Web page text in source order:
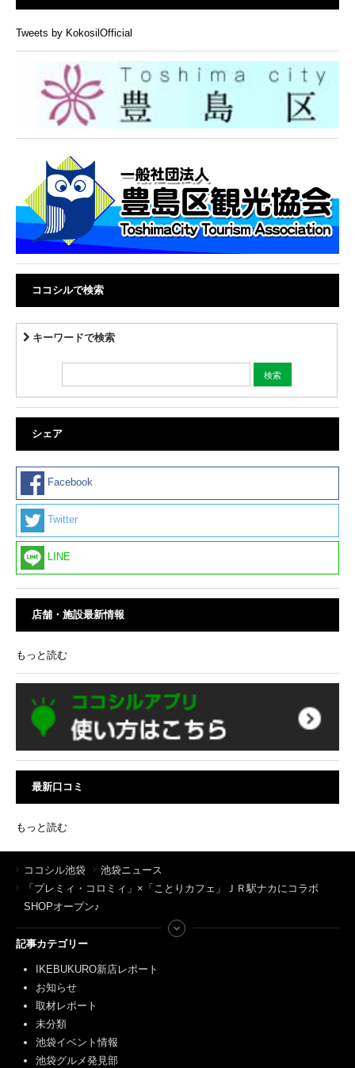
Tweets by KokosilOfficial
ココシルで検索
キーワードで検索
シェア
Facebook
Twitter
LINE
店舗・施設最新情報
もっと読む
最新口コミ
もっと読む
ココシル池袋
池袋ニュース
「プレミィ・コロミィ」×「ことりカフェ」ＪＲ駅ナカにコラボ
SHOPオープン♪
記事カテゴリー
IKEBUKURO新店レポート
お知らせ
取材レポート
未分類
池袋イベント情報
池袋グルメ発見部